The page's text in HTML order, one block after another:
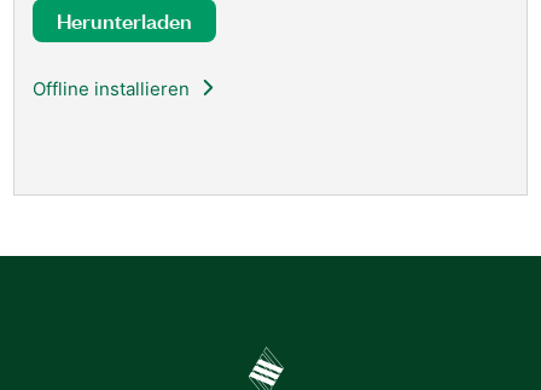
Herunterladen
Offline installieren